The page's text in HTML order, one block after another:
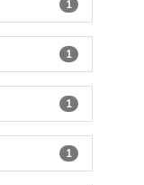
1
1
1
1